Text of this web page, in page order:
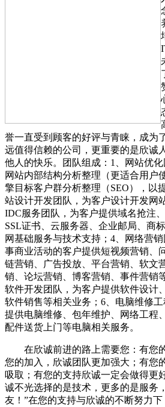
誉一直受到顾客的好评与青睐，成为
远值得信赖的公司，更重要的是欣诚
他人的快乐。团队组成：1、网站优
网站内部结构分析整理（更适合用户
擎目标客户群分析整理（SEO），以
站设计开发团队，为客户设计开发网
IDC服务团队，为客户提供域名抢注
SSL证书、云服务器、企业邮局、商
网基础服务与技术支持；4、网络营
事商业活动的客户提供短视频营销、
链营销、广告投放、平台营销、软文
销、论坛营销、博客营销、事件营销
软件开发团队，为客户提供软件设计
软件销售等相关业务；6、电脑维修
提供电脑维修、包年维护、网络工程
配件送货上门等电脑相关服务。
在欣诚前进的路上需要您：有您
您的加入，欣诚团队更加强大；有您
吸取；有您的支持欣诚一定会做得更
诚不光选择的是技术，更多的是服务
友！”在您的支持与欣诚的不断努力下